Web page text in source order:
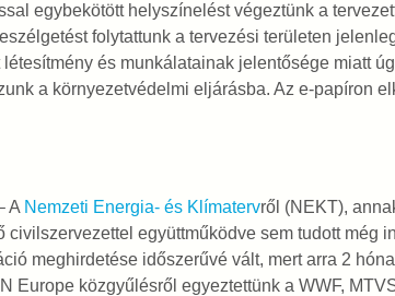
egybekötött helyszínelést végeztünk a
folytattunk a tervezési területen
és munkálatainak jelentősége miatt
a környezetvédelmi eljárásba. Az e-papíron
A Nemzeti Energia- és Klímatervről (NEKT),
civilszervezettel együttműködve sem tudott még
meghirdetése időszerűvé vált, mert arra 2
Europe közgyűlésről egyeztettünk a WWF,